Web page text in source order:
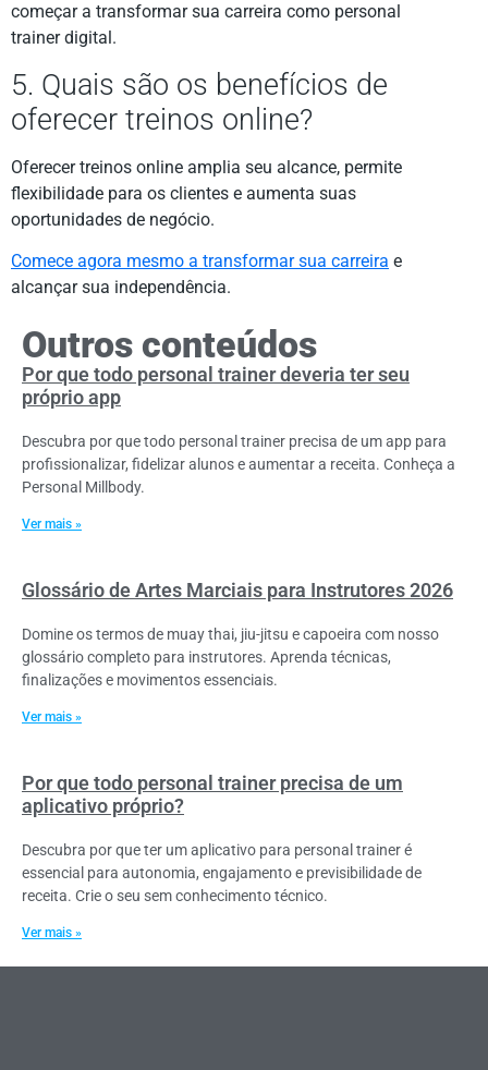
começar a transformar sua carreira como personal
trainer digital.
5. Quais são os benefícios de
oferecer treinos online?
Oferecer treinos online amplia seu alcance, permite
flexibilidade para os clientes e aumenta suas
oportunidades de negócio.
Comece agora mesmo a transformar sua carreira e
alcançar sua independência.
Outros conteúdos
Por que todo personal trainer deveria ter seu
próprio app
Descubra por que todo personal trainer precisa de um app para
profissionalizar, fidelizar alunos e aumentar a receita. Conheça a
Personal Millbody.
Ver mais »
Glossário de Artes Marciais para Instrutores 2026
Domine os termos de muay thai, jiu-jitsu e capoeira com nosso
glossário completo para instrutores. Aprenda técnicas,
finalizações e movimentos essenciais.
Ver mais »
Por que todo personal trainer precisa de um
aplicativo próprio?
Descubra por que ter um aplicativo para personal trainer é
essencial para autonomia, engajamento e previsibilidade de
receita. Crie o seu sem conhecimento técnico.
Ver mais »